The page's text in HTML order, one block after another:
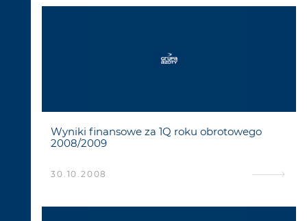
Wyniki finansowe za 1Q roku obrotowego
2008/2009
30.10.2008